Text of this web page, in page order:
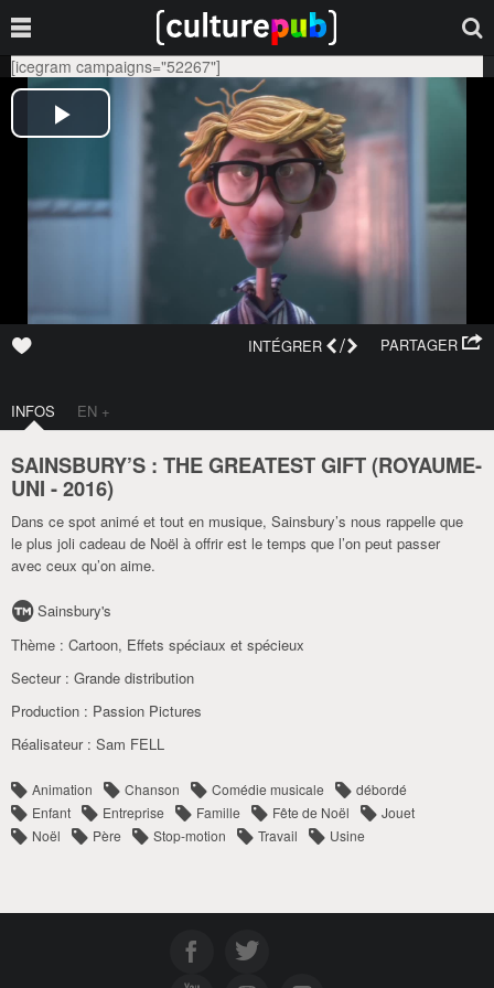
[icegram campaigns="52267"]
PARTAGER
INTÉGRER /
INFOS EN +
SAINSBURY’S : THE GREATEST GIFT (ROYAUME-
UNI -2016)
Dans ce spot animé et tout en musique, Sainsbury’s nous rappelle que
le plus joli cadeau de Noël à offrir est le temps que l’on peut passer
avec ceux qu’on aime.
Sainsbury's
Thème : Cartoon, Effets spéciaux et spécieux
Secteur : Grande distribution
Production : Passion Pictures
Réalisateur : Sam FELL
Animation Chanson Comédie musicale
débordé
Enfant
Entreprise Famille Fête de Noël
Jouet
Noël
Père Stop-motion Travail Usine